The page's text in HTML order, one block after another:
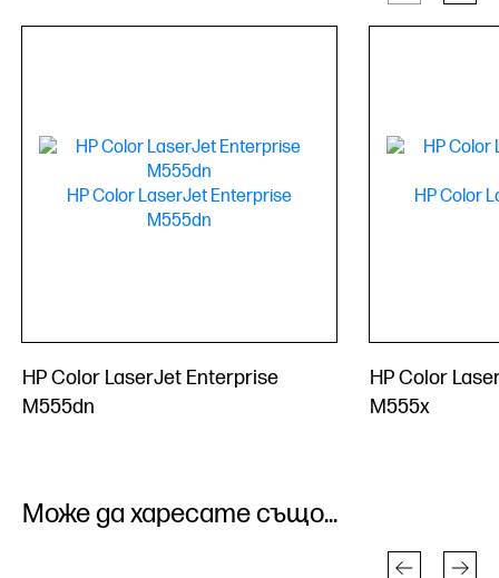
HP Color LaserJet Enterprise
M555dn
HP Color
M555x
Може да харесате също...